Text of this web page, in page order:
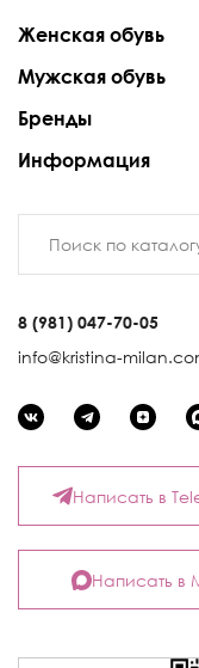
Женская обувь
Мужская обувь
Бренды
Информация
8 (981) 047-70-05
info@kristina-
Написать в
Написать в